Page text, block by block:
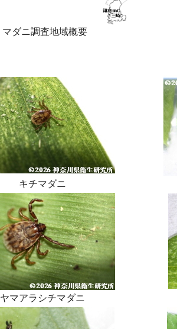
マダニ調査地域概要
キチマダニ
ヤマアラシチマダニ